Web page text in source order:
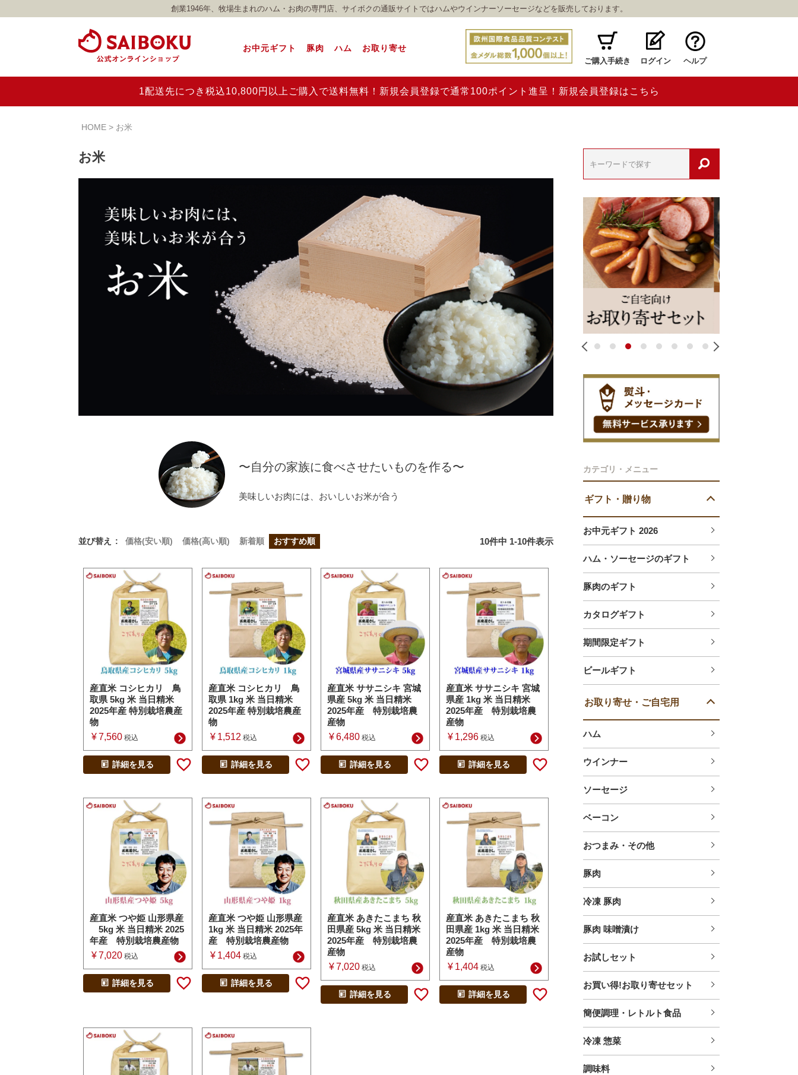
創業1946年、牧場生まれのハム・お肉の専門店、サイボクの通販サイトではハムやウインナーソーセージなどを販売しております。
お中元ギフト 豚肉 ハム お取り寄せ
ご購入手続き ログイン ヘルプ
1配送先につき税込10,800円以上ご購入で送料無料！新規会員登録で通常100ポイント進呈！新規会員登録はこちら
HOME お米
カテゴリ・メニュー
ギフト・贈り物
お中元ギフト 2026
ハム・ソーセージのギフト
豚肉のギフト
カタログギフト
期間限定ギフト
ビールギフト
お取り寄せ・ご自宅用
ハム
ウインナー
ソーセージ
ベーコン
おつまみ・その他
豚肉
冷凍 豚肉
豚肉 味噌漬け
お試しセット
お買い得!お取り寄せセット
簡便調理・レトルト食品
冷凍 惣菜
調味料
お米
〜自分の家族に食べさせたいものを作る〜
美味しいお肉には、おいしいお米が合う
並び替え 価格(安い順) 価格(高い順) 新着順 おすすめ順 10件中 1-10件表示
産直米 コシヒカリ 鳥
取県 5kg 米 当日精米
2025年産 特別栽培農産
物
¥7,560 税込
詳細を見る
産直米 コシヒカリ 鳥
取県 1kg 米 当日精米
2025年産 特別栽培農産
物
¥ 1,512 税込
詳細を見る
産直米 ササニシキ 宮城
県産 5kg 米 当日精米
2025年産 特別栽培農
産物
¥6,480 税込
詳細を見る
産直米 ササニシキ 宮城
県産 1kg 米 当日精米
2025年産 特別栽培農
産物
¥ 1,296 税込
詳細を見る
産直米 つや姫 山形県産
5kg 米 当日精米 2025
年産 特別栽培農産物
¥7,020 税込
詳細を見る
産直米 つや姫 山形県産
1kg 米 当日精米 2025年
産 特別栽培農産物
¥ 1,404 税込
詳細を見る
産直米 あきたこまち 秋
田県産 5kg 米 当日精米
2025年産 特別栽培農
産物
¥7,020 税込
詳細を見る
産直米 あきたこまち 秋
田県産 1kg 米 当日精米
2025年産 特別栽培農
産物
¥ 1,404 税込
詳細を見る